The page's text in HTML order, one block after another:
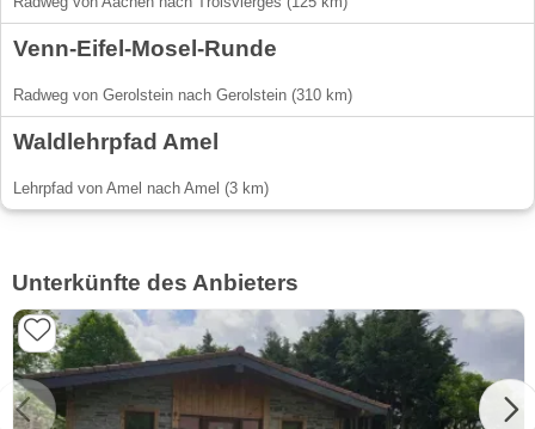
Venn-Eifel-Mosel-Runde
Radweg von Gerolstein nach Gerolstein (310 km)
Waldlehrpfad Amel
Lehrpfad von Amel nach Amel (3 km)
Unterkünfte des Anbieters